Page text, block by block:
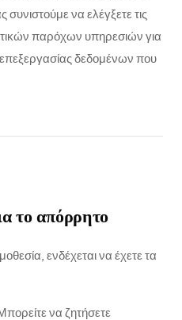
να ελέγξετε τις
παρόχων υπηρεσιών για
δεδομένων που
το απόρρητο
ενδέχεται να έχετε τα
να ζητήσετε